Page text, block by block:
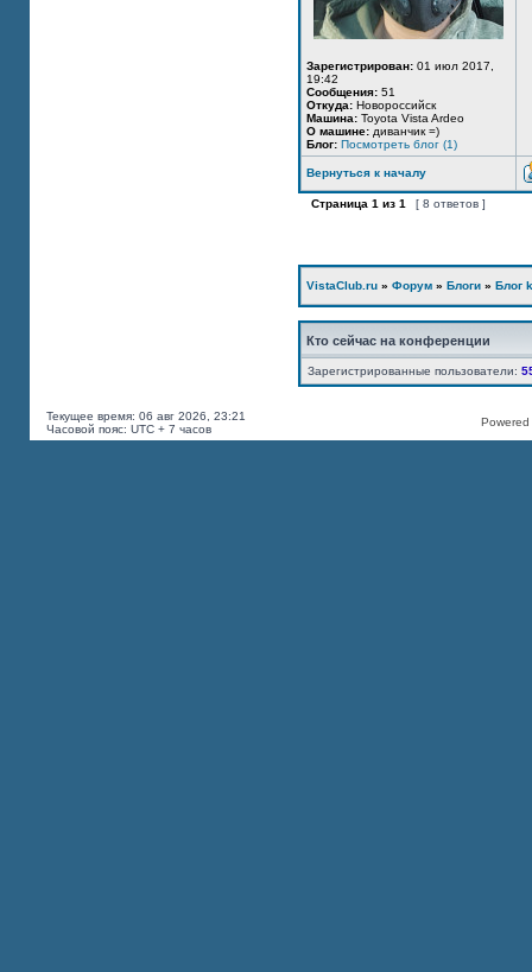
Зарегистрирован: 01 июл 2017,
19:42
Сообщения: 51
Откуда: Новороссийск
Машина: Toyota Vista Ardeo
О машине: диванчик =)
Блог: Посмотреть блог (1)
Вернуться к началу
Страница 1 из 1 [ 8 ответов ]
VistaClub.ru » Форум » Блоги » Блог
Кто сейчас на конференции
Зарегистрированные пользователи:
Текущее время: 06 авг 2026, 23:21
Часовой пояс: UTC + 7 часов